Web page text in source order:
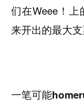
们在Weee！
来开出的最大支
一笔可能